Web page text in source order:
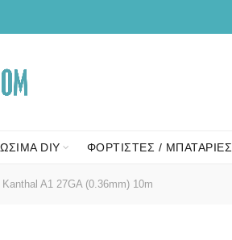
DIY ΦΟΡΤΙΣΤΕΣ / ΜΠΑΤΑΡΙΕΣ
A1 27GA (0.36mm) 10m